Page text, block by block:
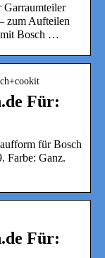
zum Aufteilen
mit Bosch …
Für:
für Bosch
Farbe: Ganz.
Für: